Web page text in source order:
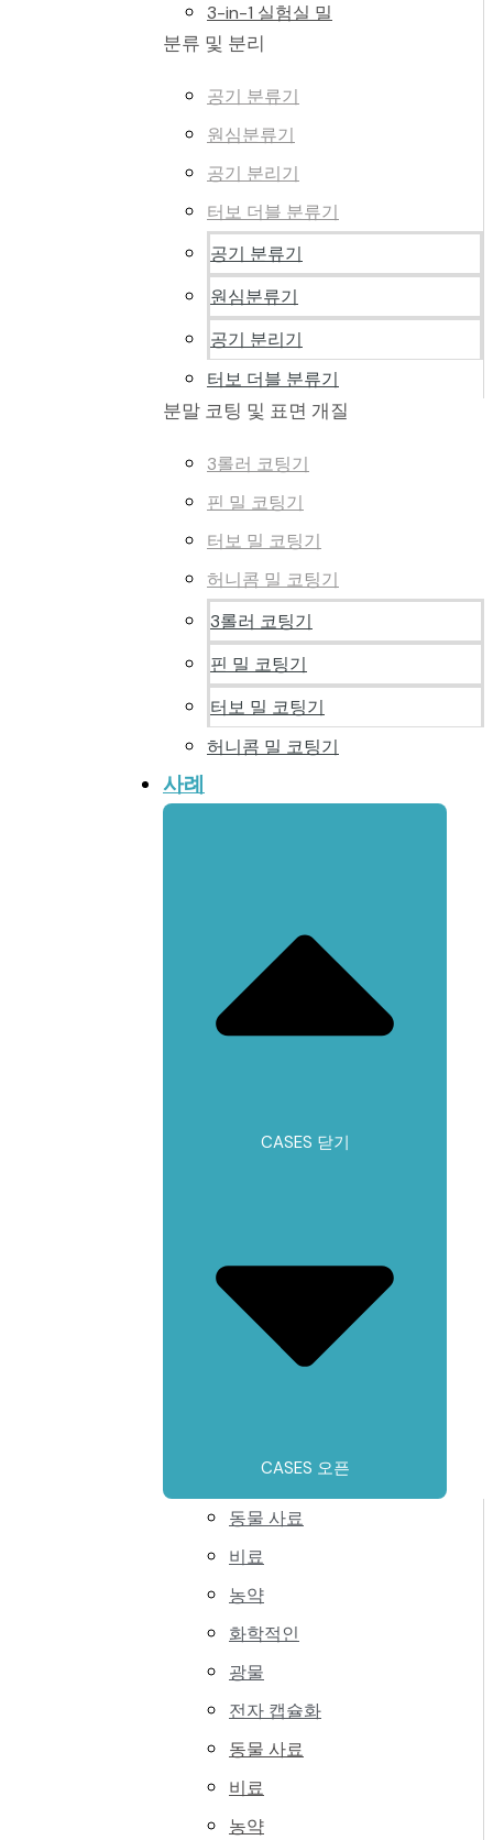
3-in-1 실험실 밀
분류 및 분리
공기 분류기
원심분류기
공기 분리기
터보 더블 분류기
공기 분류기
원심분류기
공기 분리기
터보 더블 분류기
분말 코팅 및 표면 개질
3롤러 코팅기
핀 밀 코팅기
터보 밀 코팅기
허니콤 밀 코팅기
3롤러 코팅기
핀 밀 코팅기
터보 밀 코팅기
허니콤 밀 코팅기
사례
CASES 닫기
CASES 오픈
동물 사료
비료
농약
화학적인
광물
전자 캡슐화
동물 사료
비료
농약